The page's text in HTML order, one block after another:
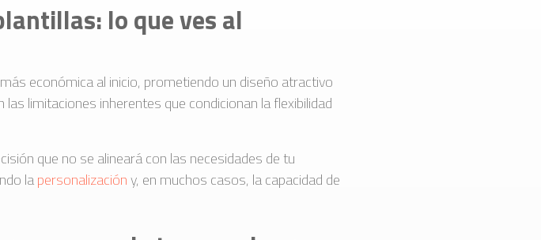
lo que ves al
económica al inicio, prometiendo un diseño atractivo
limitaciones inherentes que condicionan la flexibilidad
que no se alineará con las necesidades de tu
lapersonalizacióny, en muchos casos, la capacidad de